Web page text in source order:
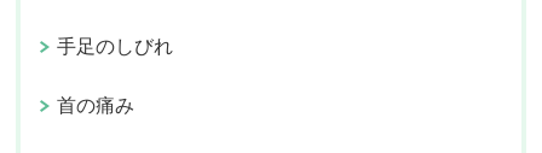
手足のしびれ
首の痛み